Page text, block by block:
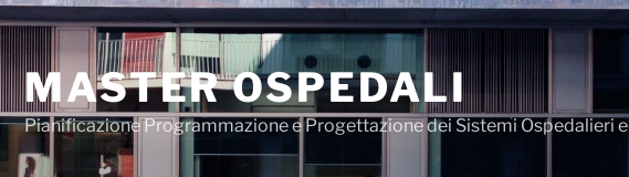
MASTER OSPEDALI
Pianificazione Programmazione e Progettazione dei Sistemi Ospedalieri